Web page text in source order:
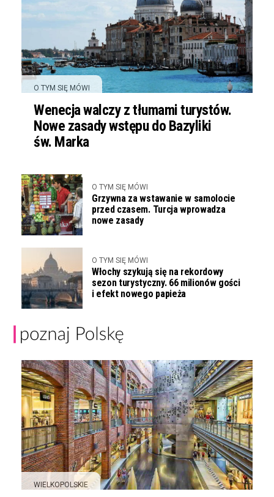
O TYM SIĘ MÓWI
Wenecja walczy z tłumami turystów.
Nowe zasady wstępu do Bazyliki
św. Marka
O TYM SIĘ MÓWI
Grzywna za wstawanie w samolocie
przed czasem. Turcja wprowadza
nowe zasady
O TYM SIĘ MÓWI
Włochy szykują się na rekordowy
sezon turystyczny. 66 milionów gości
i efekt nowego papieża
WIELKOPOLSKIE